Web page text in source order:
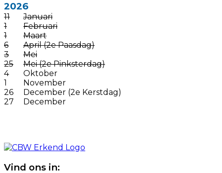
2026
11
Januari
1
Februari
1
Maart
6
April (2e Paasdag)
3
Mei
25
Mei (2e Pinksterdag)
4
Oktober
1
November
26
December (2e Kerstdag)
27
December
Vind ons in: